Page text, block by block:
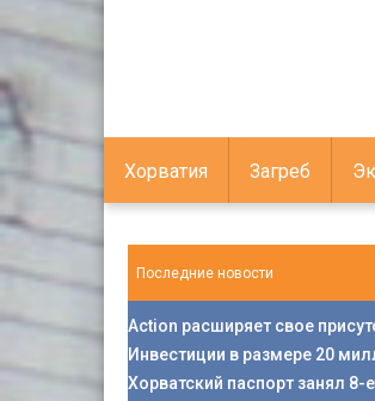
Хорватия Загреб
Последние новости
Action расширяет свое
Инвестиции в размере 20
Хорватский паспорт занял